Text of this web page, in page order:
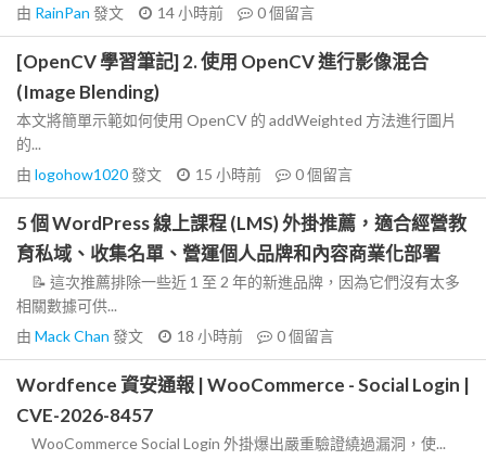
由 RainPan 發文 14 小時前 0個留言
[OpenCV 學習筆記] 2. 使用 OpenCV 進行影像混合
(Image Blending)
本文將簡單示範如何使用 OpenCV 的 addWeighted 方法進行圖片
的...
由 logohow1020發文 15 小時前 0個留言
5 個 WordPress 線上課程 (LMS) 外掛推薦，適合經營教
育私域、收集名單、營運個人品牌和內容商業化部署
📝 這次推薦排除一些近 1 至 2 年的新進品牌，因為它們沒有太多
相關數據可供...
由 Mack Chan 發文 18 小時前 0個留言
Wordfence 資安通報 | WooCommerce - Social Login |
CVE-2026-8457
WooCommerce Social Login 外掛爆出嚴重驗證繞過漏洞，使...